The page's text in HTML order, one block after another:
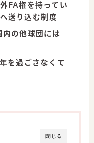
FA権を持ってい
送り込む制度
の他球団には
を過ごさなくて
閉じる